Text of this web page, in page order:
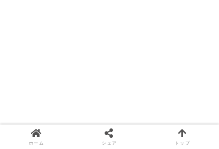
ホーム シェア トップ